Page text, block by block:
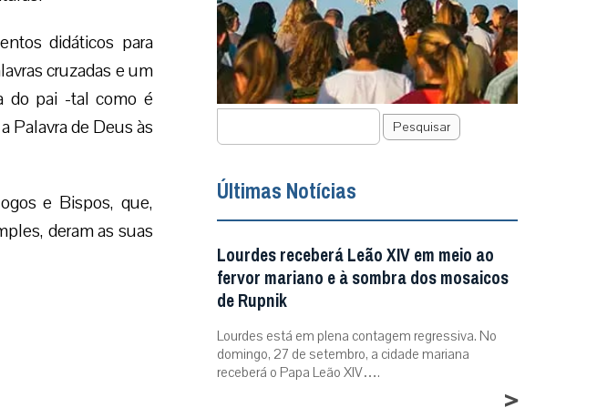
didáticos para
cruzadas e um
do pai -tal como é
Palavra de Deus às
e Bispos, que,
deram as suas
Pesquisar
Últimas Notícias
Lourdes receberá Leão XIV em meio ao
fervor mariano e à sombra dos mosaicos
de Rupnik
Lourdes está em plena contagem regressiva. No
domingo, 27 de setembro, a cidade mariana
receberá o Papa Leão XIV….
>